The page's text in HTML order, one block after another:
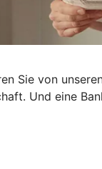
Sie von
Und eine